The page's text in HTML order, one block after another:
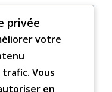
la négociation
bien votre contrat
Voici des
privée
votre
Vous
en